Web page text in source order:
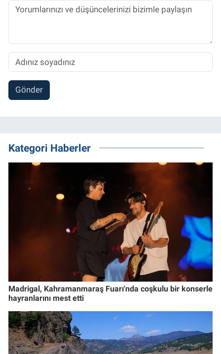
Gönder
Kategori Haberler
Madrigal, Kahramanmaraş Fuarı'nda coşkulu bir konserle
hayranlarını mest etti